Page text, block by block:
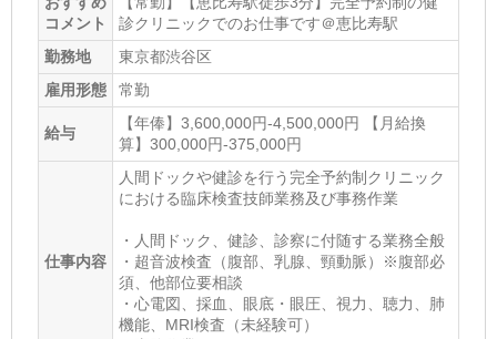
コメント
診クリニックでのお仕事です＠恵比寿駅
勤務地
東京都渋谷区
雇用形態
常勤
給与
【年俸】3,600,000円-4,500,000円 【月給換
算】300,000円-375,000円
仕事内容
人間ドックや健診を行う完全予約制クリニック
における臨床検査技師業務及び事務作業
・人間ドック、健診、診察に付随する業務全般
・超音波検査（腹部、乳腺、頸動脈）※腹部必
須、他部位要相談
・心電図、採血、眼底・眼圧、視力、聴力、肺
機能、MRI検査（未経験可）